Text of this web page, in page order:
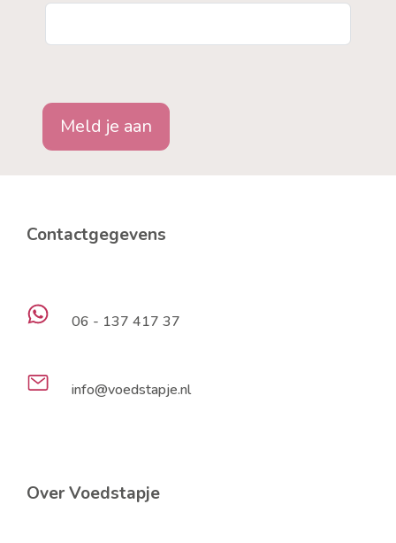
Meld je aan
Contactgegevens
06 - 137 417 37
info@voedstapje.nl
Over Voedstapje